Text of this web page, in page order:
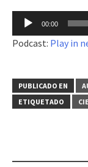
Reproductor
de
audio
00:00
Podcast: Play in
PUBLICADO EN
ETIQUETADO